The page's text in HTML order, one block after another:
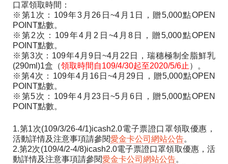
口罩領取時間：
※第1次：109年3月26日~4月1日，贈5,000點OPEN
POINT點數。
※第2次：109年4月2日~4月8日，贈5,000點OPEN
POINT點數。
※第3次：109年4月9日~4月22日，瑞穗極制全脂鮮乳
(290ml)1盒（領取時間自109/4/30起至2020/5/6止 ）。
※第4次：109年4月16日~4月29日，贈5,000點OPEN
POINT點數。
※第5次：109年4月23日~5月6日，贈5,000點OPEN
POINT點數。
1.第1次(109/3/26-4/1)icash2.0電子票證口罩領取優惠，
活動詳情及注意事項請參閱愛金卡公司網站公告。
2.第2次(109/4/2-4/8)icash2.0電子票證口罩領取優惠，活
動詳情及注意事項請參閱愛金卡公司網站公告。